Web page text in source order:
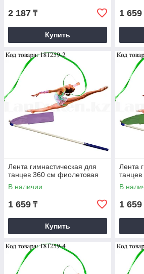
2 187 ₸
Купить
1 659
Лента гимнастическая для
танцев 360 см фиолетовая
В наличии
1 659 ₸
Купить
Лента
В
1 659